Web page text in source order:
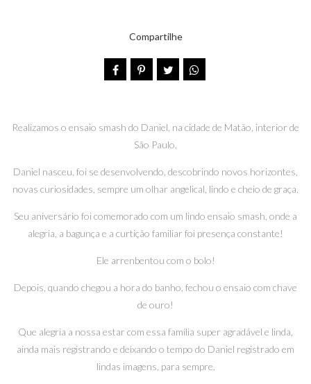
Compartilhe
Realizamos o ensaio smash do Daniel, na cidade de Matão, interior de
São Paulo.
Daniel nasceu, foi se desenvolvendo, descobrindo novos horizontes,
novas curiosidades, sempre um olhar angelical, lindo e cheio de graça.
Seu aniversário foi comemorado com um lindo ensaio smash, onde a
alegria, a bagunça e a curtição familiar foi presença constante!
Ele arrenbentou com o bolo!
Depois, quando chegou a hora do banho, fechou o ensaio com chave
de ouro!
Que alegria a nossa estar com essa família super agradável e linda,
ainda mais registrando e deixando o tempo do Daniel registrado em
lindas imagens, para sempre.